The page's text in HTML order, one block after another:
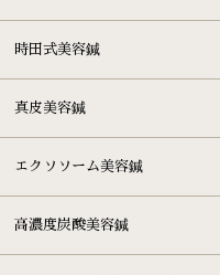
時田式美容鍼
真皮美容鍼
エクソソーム美容鍼
高濃度炭酸美容鍼